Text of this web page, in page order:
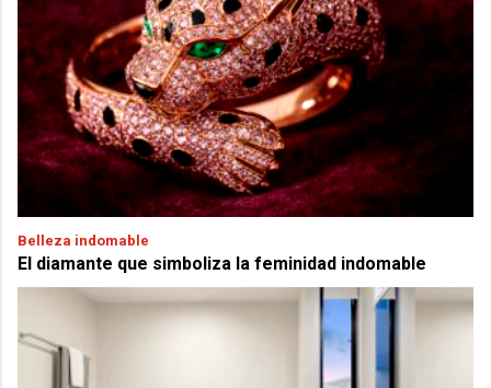
Belleza indomable
El diamante que simboliza la feminidad indomable